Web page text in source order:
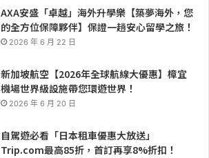
AXA安盛「卓越」海外升學樂【築夢海外，您
的全方位保障夥伴】保證一趟安心留學之旅！
2026 年 6 月 22 日
新加坡航空【2026年全球航線大優惠】樟宜
機場世界級設施帶您環遊世界！
2026 年 6 月 20 日
自駕遊必看「日本租車優惠大放送」
Trip.com最高85折，首訂再享8%折扣！